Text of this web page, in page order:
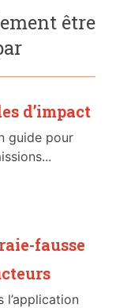
être
d’impact
guide pour
fausse
l’application